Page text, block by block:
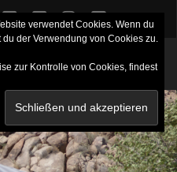
twitterfacebookinstagram
youtube
verwendet Cookies. Wenn du
der Verwendung von Cookies zu.
zur Kontrolle von Cookies, findest